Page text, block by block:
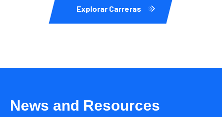
Explorar Carreras
News and Resources